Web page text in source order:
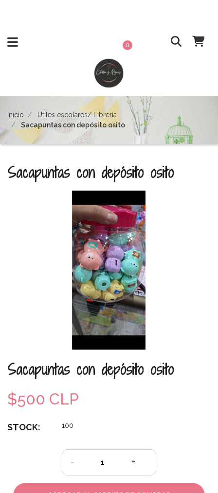
0
Inicio
Utiles escolares/ Librería
Sacapuntas con depósito osito
Sacapuntas con depósito osito
Sacapuntas con depósito osito
$500 CLP
STOCK: 100
- +